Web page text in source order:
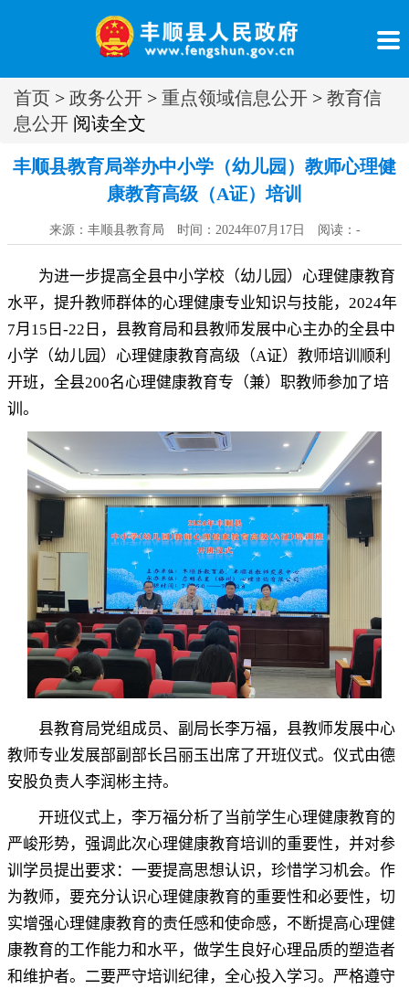
首页 > 政务公开 > 重点领域信息公开 > 教育信
息公开 阅读全文
丰顺县教育局举办中小学（幼儿园）教师心理健
康教育高级（A证）培训
来源：丰顺县教育局 时间：2024年07月17日 阅读： -
为进一步提高全县中小学校（幼儿园）心理健康教育
水平， 提升教师群体的心理健康专业知识与技能， 2024年
7月 15 日 -22 日 ， 县教育局和县教师发展中心主办的全县中
小学（幼儿园）心理健康教育高级（A证） 教师培训 顺利
开班 ， 全县200名心理健康教育专（兼）职教师参加了培
训 。
县教育局党组成员、副局长李万福 ， 县教师发展中心
教师专业发展部副部长吕丽玉出席了开班仪式。仪式由德
安股负责人李润彬主持。
开班仪式上 ， 李万福分析了当前学生心理健康教育的
严峻形势， 强调此次心理健康教育培训的重要性，并对参
训学员提出要求：一要提高思想认识 ， 珍惜学习机会。 作
为教师 ， 要充分认识心理健康教育的重要性和必要性，切
实增强心理健康教育的责任感和使命感， 不断提高心理健
康教育的工作能力和水平， 做学生良好心理品质的塑造者
和维护者。 二要严守培训 纪律， 全心投入学习。 严格遵守